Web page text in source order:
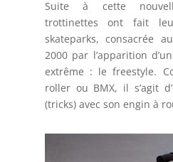
Suite à cette
trottinettes ont fait
skateparks, consacrée
2000 par l’apparition
extrême : le freestyle.
roller ou BMX, il s’agit
(tricks) avec son engin à